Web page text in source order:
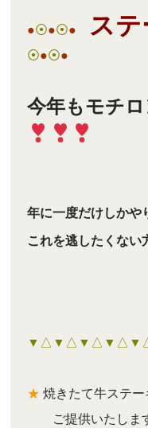
●⦿●⦿● ス
⦿●⦿●
今年もモチ
年に一度だけしか
これを逃したくない
★ 焼きたて牛ステ
ご提供いたしま